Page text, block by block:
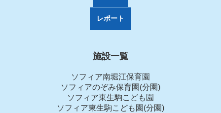
レポート
施設一覧
ソフィア南堀江保育園
ソフィアのぞみ保育園(分園)
ソフィア東生駒こども園
ソフィア東生駒こども園(分園)